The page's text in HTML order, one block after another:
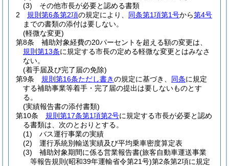
(3)
その他市長が必要と認める書類
2
規則第6条第2項の規定により、 同条第1項第1号から第4号
までの書類の添付は要しない。
(軽微な変更)
第8条
補助対象経費の20パーセントを超える額の変更は、
規則第13条に規定する市長の定める軽微な変更とはみなさ
ない。
(着手届及び完了届の免除)
第9条
規則第16条ただし書きの規定に基づき、 同条に規定
する補助事業等着手・完了届の提出は要しないものとす
る。
(実績報告書の添付書類)
第10条
規則第17条第1項第2号に規定する市長が必要と認め
る書類は、次のとおりとする。
(1)
バス運行事業の実績
(2)
運行系統別輸送実績及び平均乗車密度算定表
(3)
補助対象期間に係る営業報告書(旅客自動車運送事業
等報告規則 (昭和39年運輸省令第21号)第2条第2項に規定